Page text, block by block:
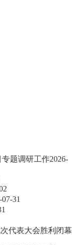
题调研工作2026-
31
代表大会胜利闭幕